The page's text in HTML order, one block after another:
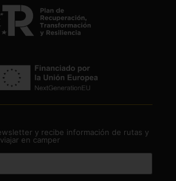
y recibe información de rutas y
en camper